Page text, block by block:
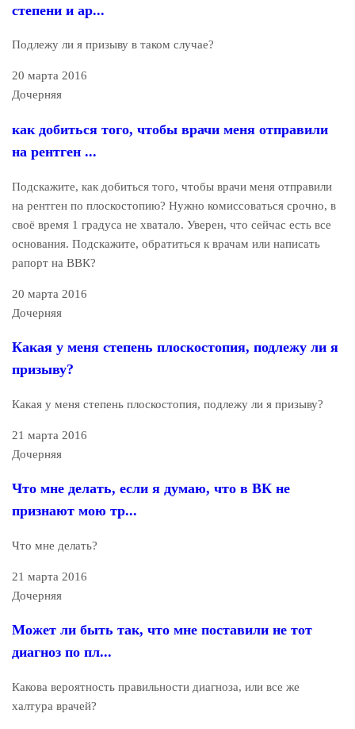
степени и ар...
Подлежу ли я призыву в таком случае?
20 марта 2016
Дочерняя
как добиться того, чтобы врачи меня отправили
на рентген ...
Подскажите, как добиться того, чтобы врачи меня отправили
на рентген по плоскостопию? Нужно комиссоваться срочно, в
своё время 1 градуса не хватало. Уверен, что сейчас есть все
основания. Подскажите, обратиться к врачам или написать
рапорт на ВВК?
20 марта 2016
Дочерняя
Какая у меня степень плоскостопия, подлежу ли я
призыву?
Какая у меня степень плоскостопия, подлежу ли я призыву?
21 марта 2016
Дочерняя
Что мне делать, если я думаю, что в ВК не
признают мою тр...
Что мне делать?
21 марта 2016
Дочерняя
Может ли быть так, что мне поставили не тот
диагноз по пл...
Какова вероятность правильности диагноза, или все же
халтура врачей?